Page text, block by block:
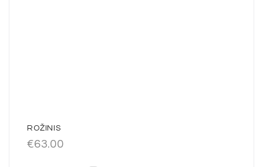
ROŽINIS
€63.00